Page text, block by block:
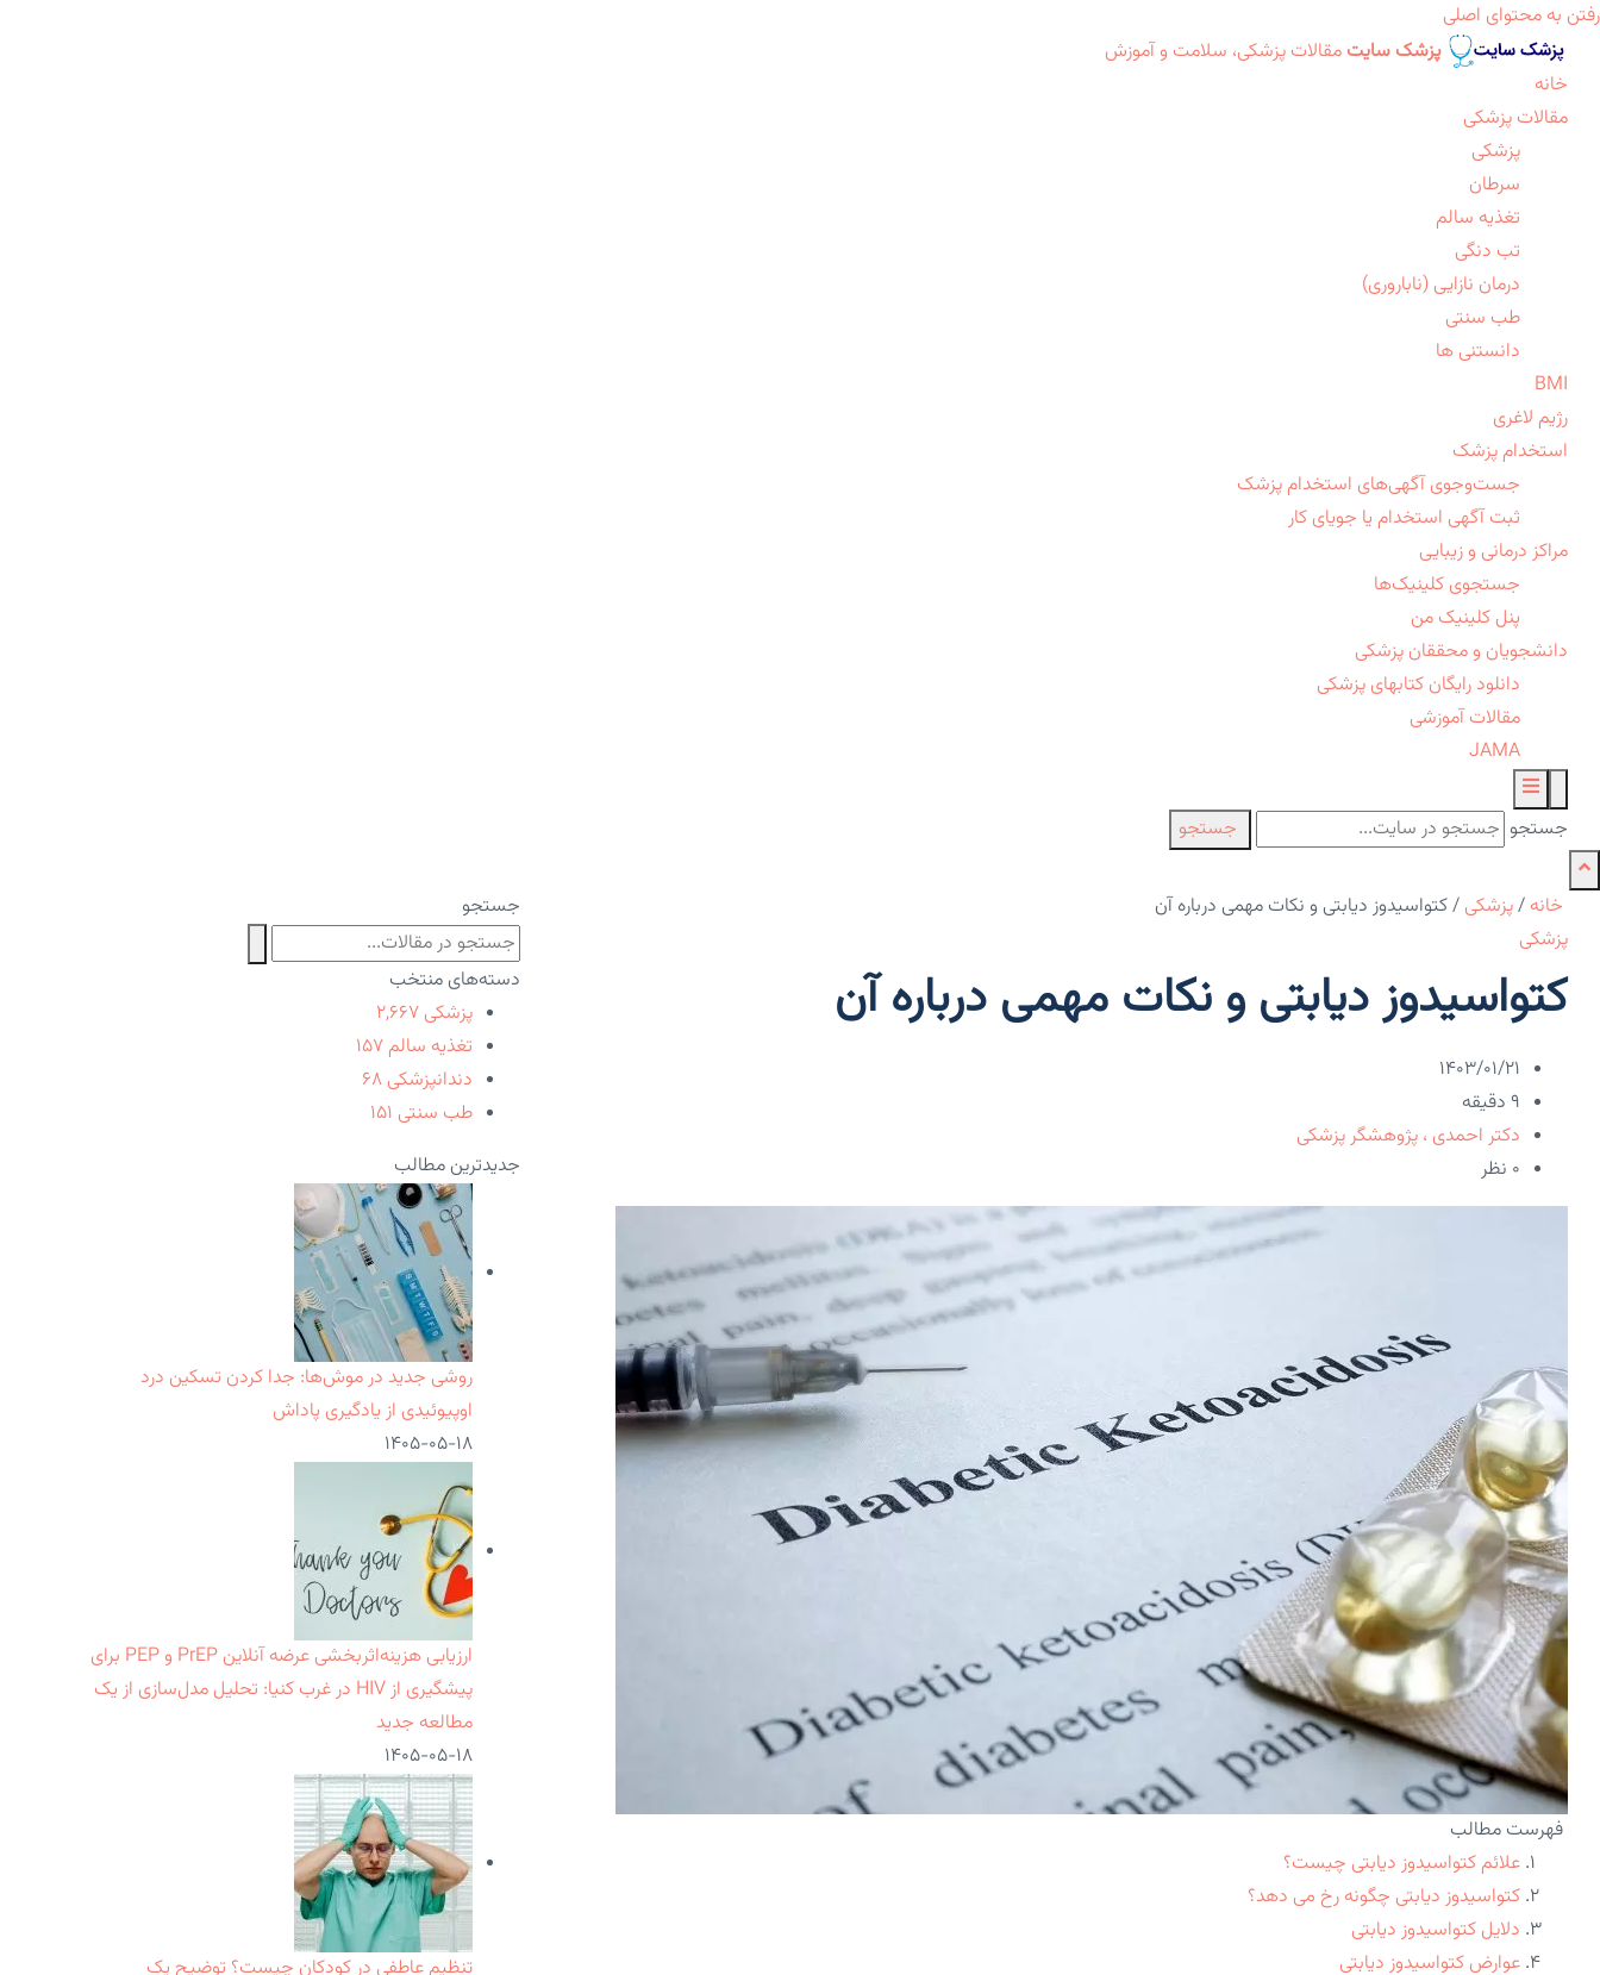
رفتن به محتوای اصلی
پزشک سایت مقالات پزشکی، سلامت و آموزش
خانه
مقالات پزشکی
پزشکی
سرطان
تغذیه سالم
تب دنگی
درمان نازایی (ناباروری)
طب سنتی
دانستنی ها
BMI
رژیم لاغری
استخدام پزشک
جست‌وجوی آگهی‌های استخدام پزشک
ثبت آگهی استخدام یا جویای کار
مراکز درمانی و زیبایی
جستجوی کلینیک‌ها
پنل کلینیک من
دانشجویان و محققان پزشکی
دانلود رایگان کتابهای پزشکی
مقالات آموزشی
JAMA
جستجو جستجو
خانه /پزشکی /کتواسیدوز دیابتی و نکات مهمی درباره آن
پزشکی
کتواسیدوز دیابتی و نکات مهمی درباره آن
۱۴۰۳/۰۱/۲۱
9 دقیقه
دکتر احمدی ، پژوهشگر پزشکی
۰ نظر
فهرست مطالب
علائم کتواسیدوز دیابتی چیست؟
کتواسیدوز دیابتی چگونه رخ می دهد؟
دلایل کتواسیدوز دیابتی
عوارض کتواسیدوز دیابتی
جستجو
دسته‌های منتخب
پزشکی ۲,۶۶۷
تغذیه سالم ۱۵۷
دندانپزشکی ۶۸
طب سنتی ۱۵۱
جدیدترین مطالب
روشی جدید در موش‌ها: جدا کردن تسکین درد
اوپیوئیدی از یادگیری پاداش
۱۴۰۵-۰۵-۱۸
ارزیابی هزینه‌اثربخشی عرضه آنلاین PrEP و PEP برای
پیشگیری از HIV در غرب کنیا: تحلیل مدل‌سازی از یک
مطالعه جدید
۱۴۰۵-۰۵-۱۸
تنظیم عاطفی در کودکان چیست؟ توضیح یک